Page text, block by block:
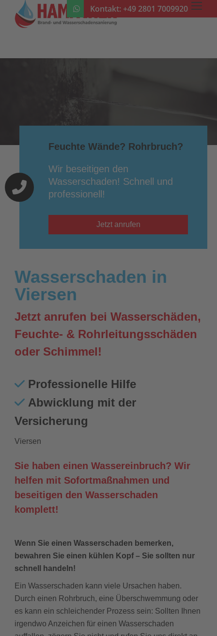
Kontakt: +49 2801 7009920
Feuchte Wände? Rohrbruch?
Wir beseitigen den
Wasserschaden! Schnell und
professionell!
Jetzt anrufen
Wasserschaden in
Viersen
Jetzt anrufen bei Wasserschäden,
Feuchte- & Rohrleitungsschäden
oder Schimmel!
Professionelle Hilfe
Abwicklung mit der
Versicherung
Viersen
Sie haben einen Wassereinbruch? Wir
helfen mit Sofortmaßnahmen und
beseitigen den Wasserschaden
komplett!
Wenn Sie einen Wasserschaden bemerken,
bewahren Sie einen kühlen Kopf – Sie sollten nur
schnell handeln!
Ein Wasserschaden kann viele Ursachen haben.
Durch einen Rohrbruch, eine Überschwemmung oder
es kann ein schleichender Prozess sein: Sollten Ihnen
irgendwo Anzeichen für einen Wasserschaden